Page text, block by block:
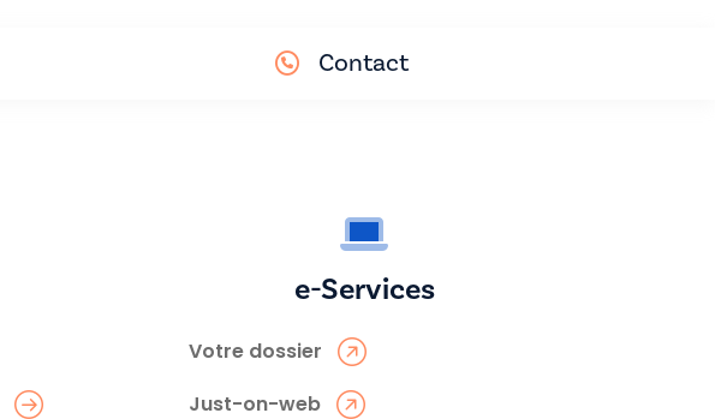
Contact
e-Services
Votre dossier
Just-on-web